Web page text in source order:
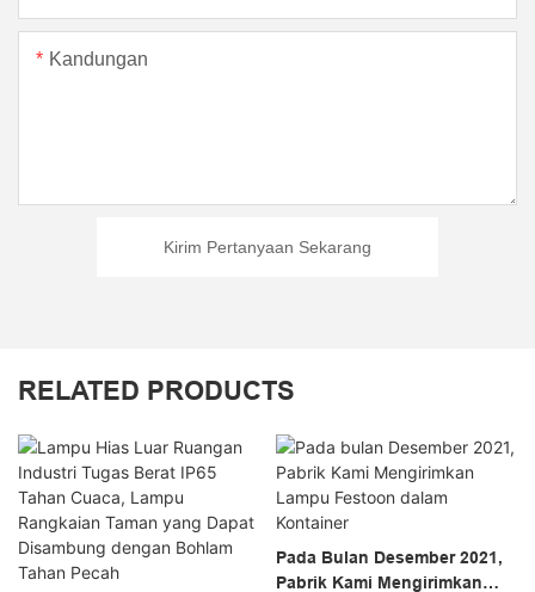
Kandungan
Kirim Pertanyaan Sekarang
RELATED PRODUCTS
Pada Bulan Desember 2021,
Pabrik Kami Mengirimkan